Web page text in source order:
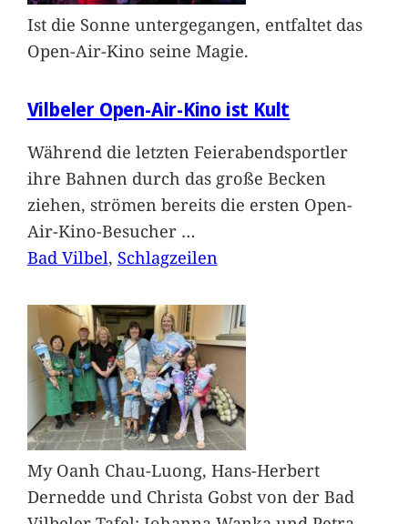
Ist die Sonne untergegangen, entfaltet das
Open-Air-Kino seine Magie.
Vilbeler Open-Air-Kino ist Kult
Während die letzten Feierabendsportler
ihre Bahnen durch das große Becken
ziehen, strömen bereits die ersten Open-
Air-Kino-Besucher …
Bad Vilbel, Schlagzeilen
My Oanh Chau-Luong, Hans-Herbert
Dernedde und Christa Gobst von der Bad